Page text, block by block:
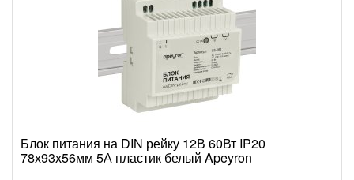
Блок питания на DIN рейку 12В 60Вт IP20
78х93х56мм 5А пластик белый Apeyron